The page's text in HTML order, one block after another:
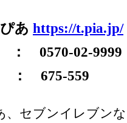
あ https://t.pia.jp/
0570-02-9999
675-559
、セブンイレブン